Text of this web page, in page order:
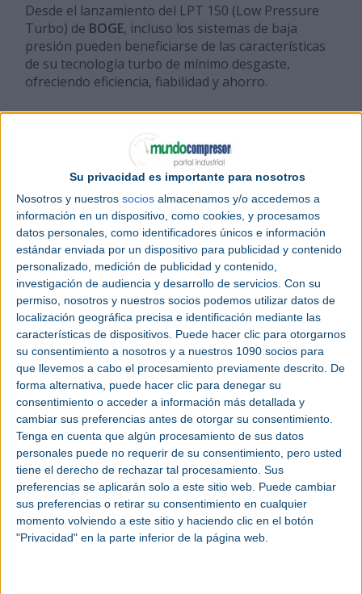
Su privacidad es importante para nosotros
Nosotros y nuestros socios almacenamos y/o accedemos a
información en un dispositivo, como cookies, y procesamos
datos personales, como identificadores únicos e información
estándar enviada por un dispositivo para publicidad y contenido
personalizado, medición de publicidad y contenido,
investigación de audiencia y desarrollo de servicios. Con su
permiso, nosotros y nuestros socios podemos utilizar datos de
localización geográfica precisa e identificación mediante las
características de dispositivos. Puede hacer clic para otorgarnos
su consentimiento a nosotros y a nuestros 1090 socios para
que llevemos a cabo el procesamiento previamente descrito. De
forma alternativa, puede hacer clic para denegar su
consentimiento o acceder a información más detallada y
cambiar sus preferencias antes de otorgar su consentimiento.
Tenga en cuenta que algún procesamiento de sus datos
personales puede no requerir de su consentimiento, pero usted
tiene el derecho de rechazar tal procesamiento. Sus
preferencias se aplicarán solo a este sitio web. Puede cambiar
sus preferencias o retirar su consentimiento en cualquier
momento volviendo a este sitio y haciendo clic en el botón
"Privacidad" en la parte inferior de la página web.
Desde el lanzamiento del LPT 150 (Low Pressure
Turbo) de BOGE, incluso los sistemas de baja
presión pueden beneficiarse de las características
de su tecnología turbo de mínimo desgaste,
ofreciendo eficiencia, fiabilidad y ahorro.
Gracias a un innovador diseño que se basa en
rodamientos neumáticos para el eje de
transmisión, no se necesita ni aceite ni grasa para
producir
aire comprimido de clase
0 (libre de
aceite). Y gracias al alto rendimiento del motor de
imanes permanentes, el LPT 150 alcanza presiones
de entre 2,0 y 4,0 bar con un coste mínimo,
ocupando menos de la mitad de la superficie que
uncompresor de tornillo sin aceite.
Resumen de ventajas:
Aire comprimido de clase 0, absolutamente
libre de aceite. Al no emplearse aceite como
lubricante no puede haber contaminación por
aceite.
Óptimaeficiencia energética. Los únicos
componentes móviles están acolchados con
aire para lograr la máxima eficiencia. Además,
no se requieren consumos eléctricos
adicionales, como habría, por ejemplo, en los
motores de ventiladores.